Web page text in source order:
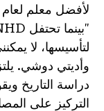
لتأسيسها، لا
وأديتي دوشي.
دراسة التاريخ